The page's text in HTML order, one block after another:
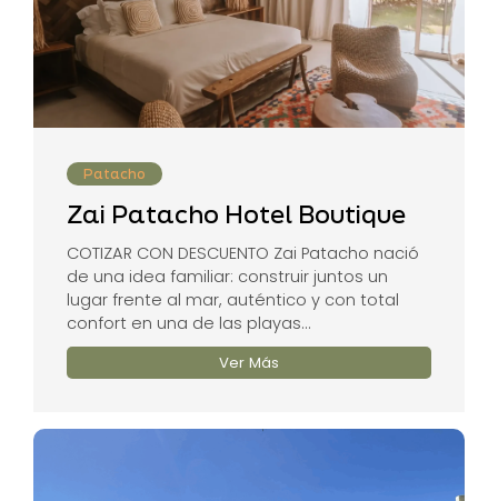
Patacho
Zai Patacho Hotel Boutique
COTIZAR CON DESCUENTO Zai Patacho nació
de una idea familiar: construir juntos un
lugar frente al mar, auténtico y con total
confort en una de las playas...
Ver Más